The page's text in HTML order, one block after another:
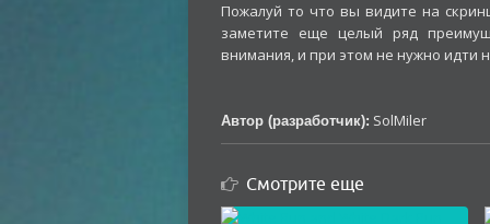
Пожалуй то что вы видите на
заметите еще целый ряд
внимания, и при этом не нужно идти
Автор (разработчик): SolMiler
Смотрите еще